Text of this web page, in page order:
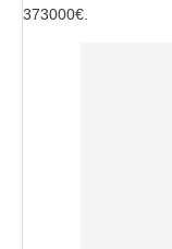
373000€.